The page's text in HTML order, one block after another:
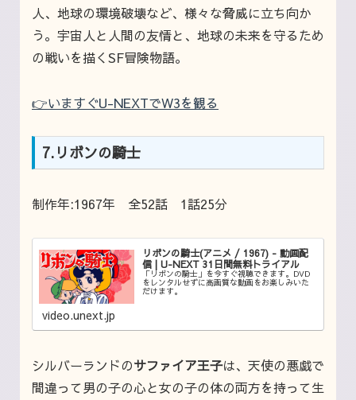
人、地球の環境破壊など、様々な脅威に立ち向か
う。宇宙人と人間の友情と、地球の未来を守るため
の戦いを描くSF冒険物語。
👉いますぐU-NEXTでW3を観る
7.リボンの騎士
制作年:1967年 全52話 1話25分
リボンの騎士(アニメ / 1967) - 動画配
信 | U-NEXT 31日間無料トライアル
「リボンの騎士」を今すぐ視聴できます。DVD
をレンタルせずに高画質な動画をお楽しみいた
だけます。
video.unext.jp
シルバーランドのサファイア王子は、天使の悪戯で
間違って男の子の心と女の子の体の両方を持って生